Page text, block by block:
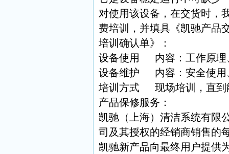
对使用该设备，在交货时，
费培训，并填具《凯驰产品
培训确认单》：
设备使用 内容：工作
设备维护 内容：安全使
培训方式 现场培训，直到
产品保修服务：
凯驰（上海）清洁系统有限
司及其授权的经销商销售的
凯驰新产品向最终用户提供